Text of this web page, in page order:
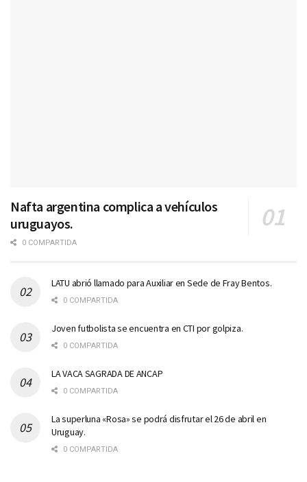
Nafta argentina complica a vehículos
uruguayos.
0 COMPARTIDA
LATU abrió llamado para Auxiliar en Sede de Fray Bentos.
0 COMPARTIDA
Joven futbolista se encuentra en CTI por golpiza.
0 COMPARTIDA
LA VACA SAGRADA DE ANCAP
0 COMPARTIDA
La superluna «Rosa» se podrá disfrutar el 26 de abril en
Uruguay.
0 COMPARTIDA